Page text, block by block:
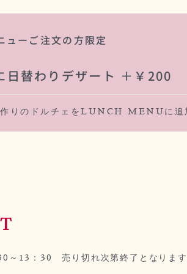
ーご注文の方限定
日替わりデザート ＋￥200
りのドルチェをLUNCH MENUに追
～13：30 売り切れ次第終了となります